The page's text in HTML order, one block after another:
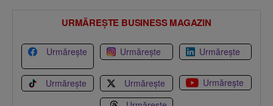
URMĂREȘTE BUSINESS MAGAZIN
Urmărește Urmărește Urmărește
Urmărește Urmărește
Urmărește